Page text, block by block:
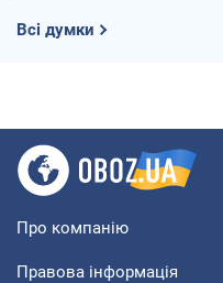
Всі думки
Про компанію
Правова інформація